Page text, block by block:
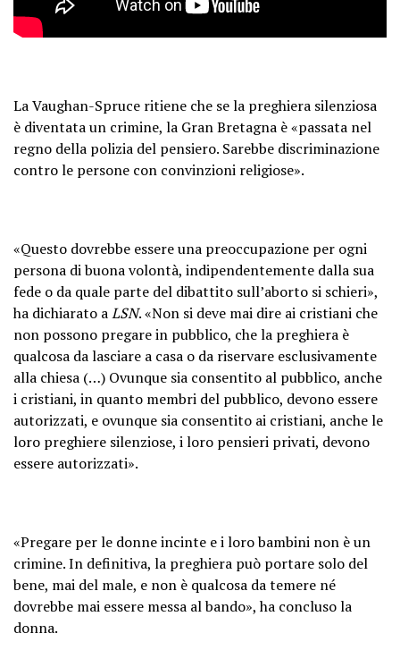
La Vaughan-Spruce ritiene che se la preghiera silenziosa
è diventata un crimine, la Gran Bretagna è «passata nel
regno della polizia del pensiero. Sarebbe discriminazione
contro le persone con convinzioni religiose».
«Questo dovrebbe essere una preoccupazione per ogni
persona di buona volontà, indipendentemente dalla sua
fede o da quale parte del dibattito sull’aborto si schieri»,
ha dichiarato aLSN. «Non si deve mai dire ai cristiani che
non possono pregare in pubblico, che la preghiera è
qualcosa da lasciare a casa o da riservare esclusivamente
alla chiesa (…) Ovunque sia consentito al pubblico, anche
i cristiani, in quanto membri del pubblico, devono essere
autorizzati, e ovunque sia consentito ai cristiani, anche le
loro preghiere silenziose, i loro pensieri privati, devono
essere autorizzati».
«Pregare per le donne incinte e i loro bambini non è un
crimine. In definitiva, la preghiera può portare solo del
bene, mai del male, e non è qualcosa da temere né
dovrebbe mai essere messa al bando», ha concluso la
donna.